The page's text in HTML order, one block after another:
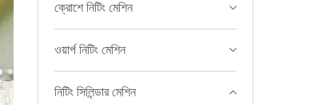
ক্রোশে নিটিং মেশিন
ওয়ার্প নিটিং মেশিন
নিটিং সিলিন্ডার মেশিন